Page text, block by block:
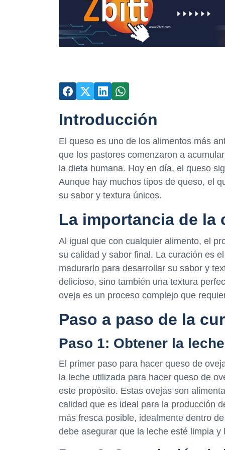
Introducción
El queso es uno de los alimentos más
que los pastores comenzaron a
la dieta humana. Hoy en día, el queso
Aunque hay muchos tipos de queso, el
su sabor y textura únicos.
La importancia de la
Al igual que con cualquier alimento, el
su calidad y sabor final. La curación es
madurarlo para desarrollar su sabor y
delicioso, sino también una textura
oveja es un proceso complejo que
Paso a paso de la
Paso 1: Obtener la
El primer paso para hacer queso de
la leche utilizada para hacer queso de
este propósito. Estas ovejas son
calidad que es ideal para la producción
más fresca posible, idealmente dentro
debe asegurar que la leche esté limpia y